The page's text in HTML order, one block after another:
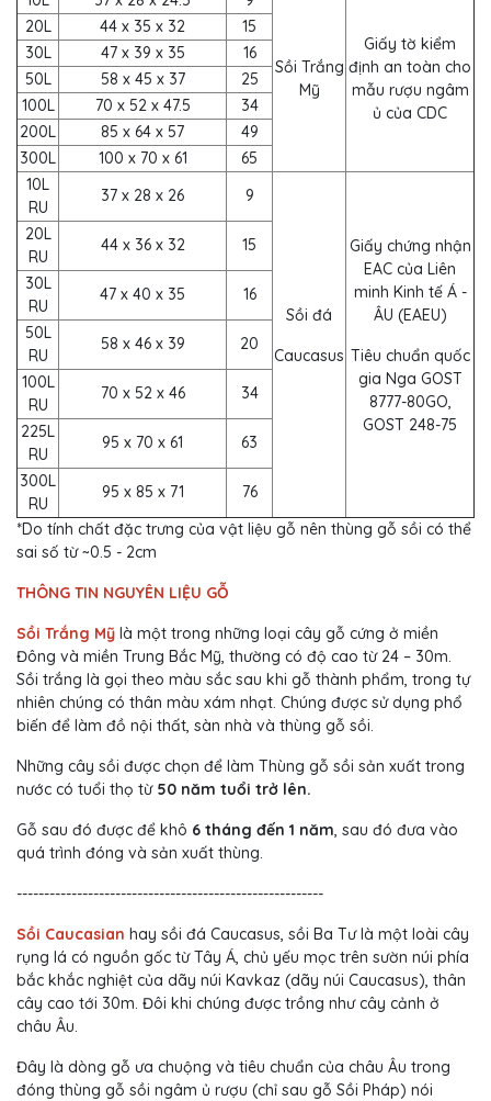
Sồi Trắng
Mỹ
Giấy tờ kiểm
định an toàn cho
mẫu rượu ngâm
ủ của CDC
20L 44 x 35 x 32
15
30L
47 x 39 x 35
16
50L
58 x 45 x 37
25
100L
70 x 52 x 47.5
34
200L
85 x 64 x 57
49
300L
100 x 70 x 61
65
10L
RU
37 x 28 x 26 9
Sồi đá
Caucasus
Giấy chứng nhận
EAC của Liên
minh Kinh tế Á -
ÂU (EAEU)
Tiêu chuẩn quốc
gia Nga GOST
8777-80GO,
GOST 248-75
20L
RU
44 x 36 x 32
15
30L
RU
47 x 40 x 35
16
50L
RU
58 x 46 x 39
20
100L
RU
70 x 52 x 46
34
225L
RU
95 x 70 x 61
63
300L
RU
95 x 85 x 71
76
*Do tính chất đặc trưng của vật liệu gỗ nên thùng gỗ sồi có thể
sai số từ ~0.5 - 2cm
THÔNG TIN NGUYÊN LIỆU GỖ
Sồi Trắng Mỹ là một trong những loại cây gỗ cứng ở miền
Đông và miền Trung Bắc Mỹ, thường có độ cao từ 24 – 30m.
Sồi trắng là gọi theo màu sắc sau khi gỗ thành phẩm, trong tự
nhiên chúng có thân màu xám nhạt. Chúng được sử dụng phổ
biến để làm đồ nội thất, sàn nhà và thùng gỗ sồi.
Những cây sồi được chọn để làm Thùng gỗ sồi sản xuất trong
nước có tuổi thọ từ 50 năm tuổi trở lên.
Gỗ sau đó được để khô 6 tháng đến 1 năm, sau đó đưa vào
quá trình đóng và sản xuất thùng.
--------------------------------------------------------
Sồi Caucasian hay sồi đá Caucasus, sồi Ba Tư là một loài cây
rụng lá có nguồn gốc từ Tây Á, chủ yếu mọc trên sườn núi phía
bắc khắc nghiệt của dãy núi Kavkaz (dãy núi Caucasus), thân
cây cao tới 30m. Đôi khi chúng được trồng như cây cảnh ở
châu Âu.
Đây là dòng gỗ ưa chuộng và tiêu chuẩn của châu Âu trong
đóng thùng gỗ sồi ngâm ủ rượu (chỉ sau gỗ Sồi Pháp) nói